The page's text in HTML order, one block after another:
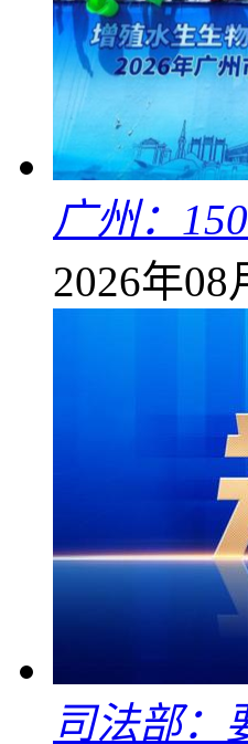
广州：
2026年08
司法部：